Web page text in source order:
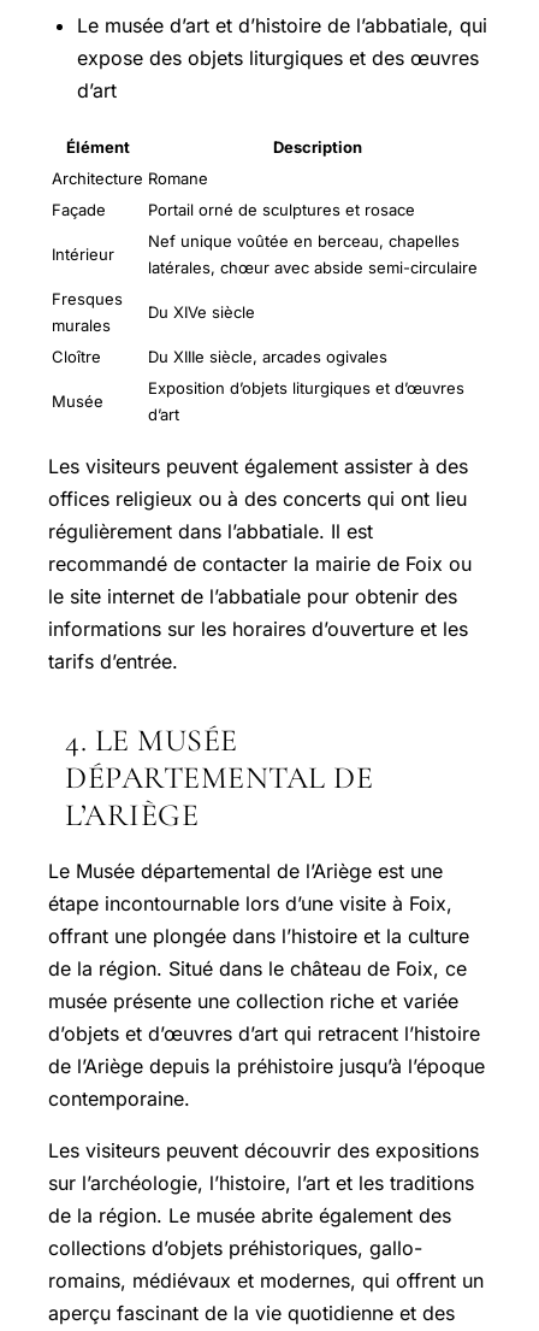
Le musée d’art et d’histoire de l’abbatiale, qui
expose des objets liturgiques et des œuvres
d’art
Élément
Description
Architecture Romane
Façade
Portail orné de sculptures et rosace
Intérieur
Nef unique voûtée en berceau, chapelles
latérales, chœur avec abside semi-circulaire
Fresques
murales
Du XIVe siècle
Cloître Du XIIIe siècle, arcades ogivales
Musée
Exposition d’objets liturgiques et d’œuvres
d’art
Les visiteurs peuvent également assister à des
offices religieux ou à des concerts qui ont lieu
régulièrement dans l’abbatiale. Il est
recommandé de contacter la mairie de Foix ou
le site internet de l’abbatiale pour obtenir des
informations sur les horaires d’ouverture et les
tarifs d’entrée.
4. LE MUSÉE
DÉPARTEMENTAL DE
L’ARIÈGE
Le Musée départemental de l’Ariège est une
étape incontournable lors d’une visite à Foix,
offrant une plongée dans l’histoire et la culture
de la région. Situé dans le château de Foix, ce
musée présente une collection riche et variée
d’objets et d’œuvres d’art qui retracent l’histoire
de l’Ariège depuis la préhistoire jusqu’à l’époque
contemporaine.
Les visiteurs peuvent découvrir des expositions
sur l’archéologie, l’histoire, l’art et les traditions
de la région. Le musée abrite également des
collections d’objets préhistoriques, gallo-
romains, médiévaux et modernes, qui offrent un
aperçu fascinant de la vie quotidienne et des